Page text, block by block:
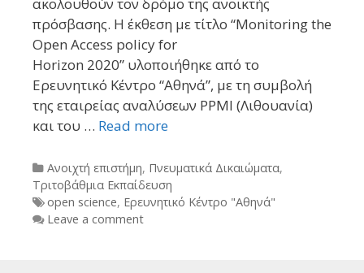
πρόσβασης. Η έκθεση με τίτλο “Monitoring the
Open Access policy for
Horizon 2020” υλοποιήθηκε από το
Ερευνητικό Κέντρο “Αθηνά”, με τη συμβολή
της εταιρείας αναλύσεων PPMI (Λιθουανία)
και του … Read more
Categories
Ανοιχτή επιστήμη, Πνευματικά Δικαιώματα,
Τριτοβάθμια Εκπαίδευση
Tags
open science, Ερευνητικό Κέντρο "Αθηνά"
Leave a comment